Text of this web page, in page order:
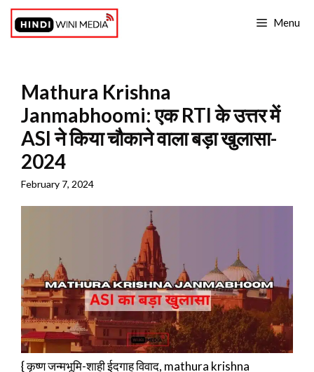
Skip
content
Menu
Mathura Krishna
Janmabhoomi: एक RTI के उत्तर में
ASI ने किया चौकाने वाला बड़ा खुलासा-
2024
February 7, 2024
{ कृष्ण जन्मभूमि-शाही ईदगाह विवाद, mathura krishna